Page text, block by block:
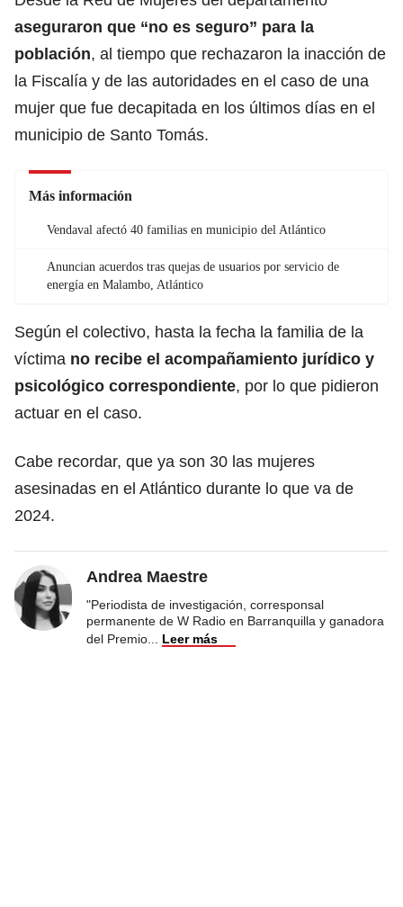
aseguraron que “no es seguro” para la
población, al tiempo que rechazaron la inacción de
la Fiscalía y de las autoridades en el caso de una
mujer que fue decapitada en los últimos días en el
municipio de Santo Tomás.
Más información
Vendaval afectó 40 familias en municipio del Atlántico
Anuncian acuerdos tras quejas de usuarios por servicio de
energía en Malambo, Atlántico
Según el colectivo, hasta la fecha la familia de la
víctima no recibe el acompañamiento jurídico y
psicológico correspondiente, por lo que pidieron
actuar en el caso.
Cabe recordar, que ya son 30 las mujeres
asesinadas en el Atlántico durante lo que va de
2024.
Andrea Maestre
"Periodista de investigación, corresponsal
permanente de W Radio en Barranquilla y ganadora
del Premio
Leer más